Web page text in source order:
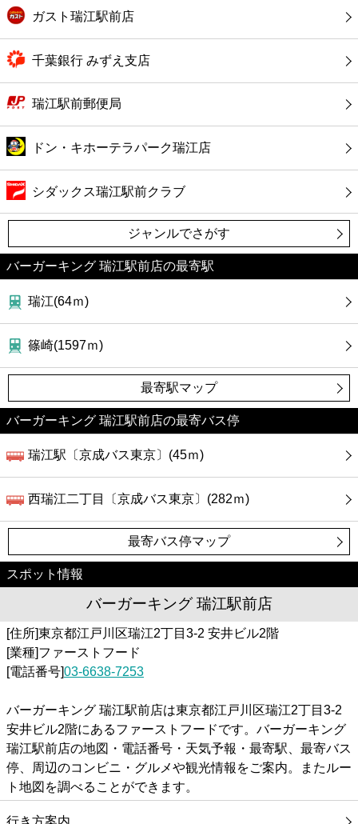
病院
ガスト瑞江駅前店
千葉銀行 みずえ支店
瑞江駅前郵便局
ドン・キホーテラパーク瑞江店
シダックス瑞江駅前クラブ
ジャンルでさがす
バーガーキング 瑞江駅前店の最寄駅
瑞江(64ｍ)
篠崎(1597ｍ)
最寄駅マップ
バーガーキング 瑞江駅前店の最寄バス停
瑞江駅〔京成バス東京〕(45ｍ)
西瑞江二丁目〔京成バス東京〕(282ｍ)
最寄バス停マップ
スポット情報
バーガーキング 瑞江駅前店
[住所]東京都江戸川区瑞江2丁目3-2 安井ビル2階
[業種]ファーストフード
[電話番号]03-6638-7253
バーガーキング 瑞江駅前店は東京都江戸川区瑞江2丁目3-2
安井ビル2階にあるファーストフードです。バーガーキング
瑞江駅前店の地図・電話番号・天気予報・最寄駅、最寄バス
停、周辺のコンビニ・グルメや観光情報をご案内。またルー
ト地図を調べることができます。